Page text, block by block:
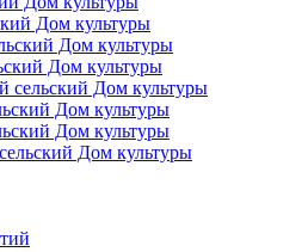
Дом культуры
Дом культуры
Дом культуры
сельский Дом культуры
Дом культуры
Дом культуры
Дом культуры